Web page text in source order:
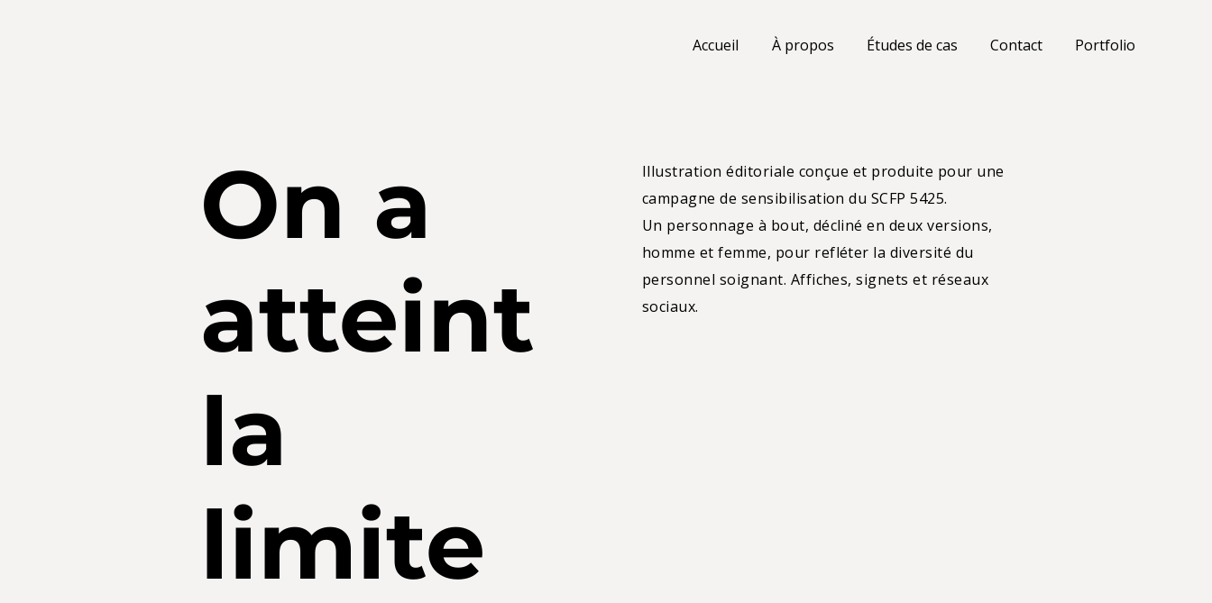
Accueil À propos Études de cas Contact Portfolio
On a
atteint
la
limite
Illustration éditoriale conçue et produite pour une
campagne de sensibilisation du SCFP 5425.
Un personnage à bout, décliné en deux versions,
homme et femme, pour refléter la diversité du
personnel soignant. Affiches, signets et réseaux
sociaux.